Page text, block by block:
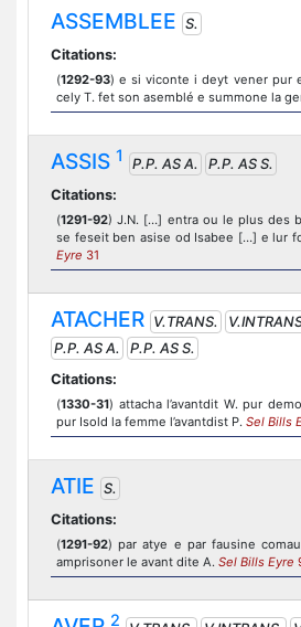
ASSEMBLEE S.
Citations:
(1292-93) e si viconte i deyt vener pur
cely T. fet son asemblé e summone la
ASSIS 1 P.P. AS A.
P.P. AS S.
Citations:
(1291-92) J.N. […] entra ou le plus des
se feseit ben asise od Isabee […] e lur
Eyre 31
ATACHER V.TRANS.
P.P. AS A.
P.P. AS S.
Citations:
(1330-31) attacha l’avantdit W. pur
pur Isold la femme l’avantdist P. Sel Bills
ATIE S.
Citations:
(1291-92) par atye e par fausine
amprisoner le avant dite A. Sel Bills Eyre
2